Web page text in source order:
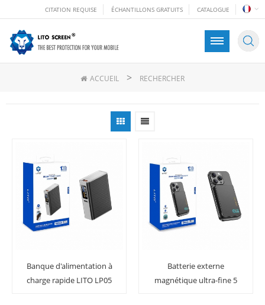
CITATION REQUISE ÉCHANTILLONS GRATUITS CATALOGUE
ACCUEIL > RECHERCHER
Banque d'alimentation à
charge rapide LITO LP05
Batterie externe
magnétique ultra-fine 5